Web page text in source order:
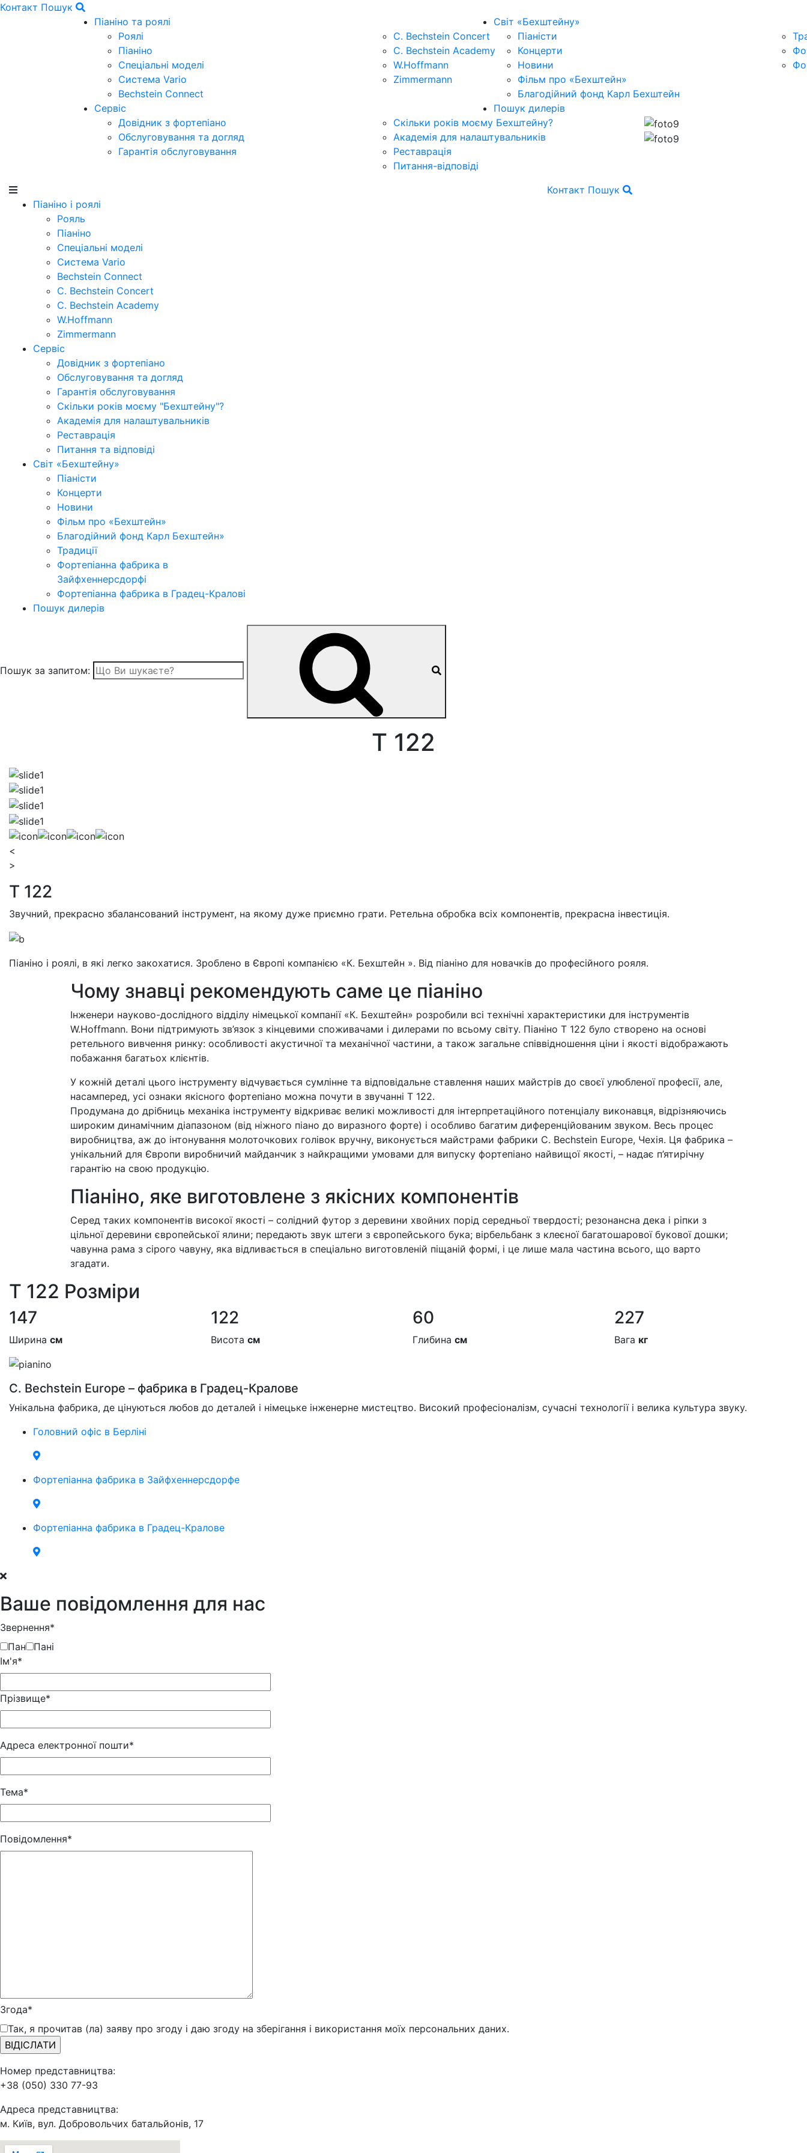
Контакт Пошук
Піаніно та роялі
Роялі
Піаніно
Спеціальні моделі
Система Vario
Bechstein Connect
C. Bechstein Concert
C. Bechstein Academy
W.Hoffmann
Zimmermann
Сервіс
Довідник з фортепіано
Обслуговування та догляд
Гарантія обслуговування
Скільки років моєму Бехштейну?
Академія для налаштувальників
Реставрація
Питання-відповіді
Світ «Бехштейну»
Піаністи
Концерти
Новини
Фільм про «Бехштейн»
Благодійний фонд Карл Бехштейн
Пошук дилерів
Піаніно і роялі
Рояль
Піаніно
Спеціальні моделі
Система Vario
Bechstein Connect
C. Bechstein Concert
C. Bechstein Academy
W.Hoffmann
Zimmermann
Сервіс
Довідник з фортепіано
Обслуговування та догляд
Гарантія обслуговування
Скільки років моєму "Бехштейну"?
Академія для налаштувальників
Реставрація
Питання та відповіді
Світ «Бехштейну»
Піаністи
Концерти
Новини
Фільм про «Бехштейн»
Благодійний фонд Карл Бехштейн»
Традиції
Фортепіанна фабрика в
Зайфхеннерсдорфi
Фортепіанна фабрика в Градец-Краловi
Пошук дилерів
Контакт Пошук
Пошук за запитом:
T 122
<
>
T 122
Звучний, прекрасно збалансований інструмент, на якому дуже приємно грати. Ретельна обробка всіх компонентів, прекрасна інвестиція.
Піаніно і роялі, в які легко закохатися. Зроблено в Європі компанією «К. Бехштейн ». Від піаніно для новачків до професійного рояля.
Чому знавці рекомендують саме це піаніно
Інженери науково-дослідного відділу німецької компанії «К. Бехштейн» розробили всі технічні характеристики для інструментів
W.Hoffmann. Вони підтримують зв’язок з кінцевими споживачами і дилерами по всьому світу. Піаніно T 122 було створено на основі
ретельного вивчення ринку: особливості акустичної та механічної частини, а також загальне співвідношення ціни і якості відображають
побажання багатьох клієнтів.
У кожній деталі цього інструменту відчувається сумлінне та відповідальне ставлення наших майстрів до своєї улюбленої професії, але,
насамперед, усі ознаки якісного фортепіано можна почути в звучанні T 122.
Продумана до дрібниць механіка інструменту відкриває великі можливості для інтерпретаційного потенціалу виконавця, відрізняючись
широким динамічним діапазоном (від ніжного піано до виразного форте) і особливо багатим диференційованим звуком. Весь процес
виробництва, аж до інтонування молоточкових голівок вручну, виконується майстрами фабрики C. Bechstein Europe, Чехія. Ця фабрика –
унікальний для Європи виробничий майданчик з найкращими умовами для випуску фортепіано найвищої якості, – надає п’ятирічну
гарантію на свою продукцію.
Піаніно, яке виготовлене з якісних компонентів
Серед таких компонентів високої якості – солідний футор з деревини хвойних порід середньої твердості; резонансна дека і ріпки з
цільної деревини європейської ялини; передають звук штеги з європейського бука; вірбельбанк з клеєної багатошарової букової дошки;
чавунна рама з сірого чавуну, яка відливається в спеціально виготовленій піщаній формі, і це лише мала частина всього, що варто
згадати.
T 122 Розміри
147
Ширина см
122
Висота см
60
Глибина см
227
Вага кг
C. Bechstein Europe – фабрика в Градец-Кралове
Унікальна фабрика, де цінуються любов до деталей і німецьке інженерне мистецтво. Високий професіоналізм, сучасні технології і велика культура звуку.
Головний офіс в Берліні
Фортепіанна фабрика в Зайфхеннерсдорфе
Фортепіанна фабрика в Градец-Кралове
Ваше повідомлення для нас
Звернення*
Пан
Пані
Iм'я*
Прізвище*
Адреса електронної пошти*
Тема*
Повідомлення*
Згода*
Так, я прочитав (ла) заяву про згоду і даю згоду на зберігання і використання моїх персональних даних.
Номер представництва:
+38 (050) 330 77-93
Адреса представництва:
м. Київ, вул. Добровольчих батальйонів, 17